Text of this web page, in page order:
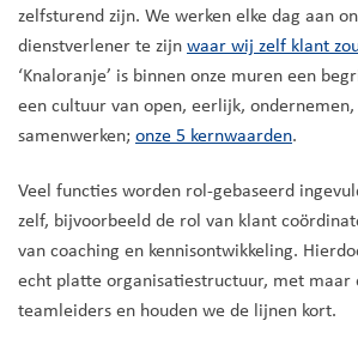
zelfsturend zijn. We werken elke dag aan
dienstverlener te zijn waar wij zelf klant
‘Knaloranje’ is binnen onze muren een
een cultuur van open, eerlijk,
samenwerken; onze 5 kernwaarden.
Veel functies worden rol-gebaseerd
zelf, bijvoorbeeld de rol van klant
van coaching en kennisontwikkeling.
echt platte organisatiestructuur, met maar
teamleiders en houden we de lijnen kort.